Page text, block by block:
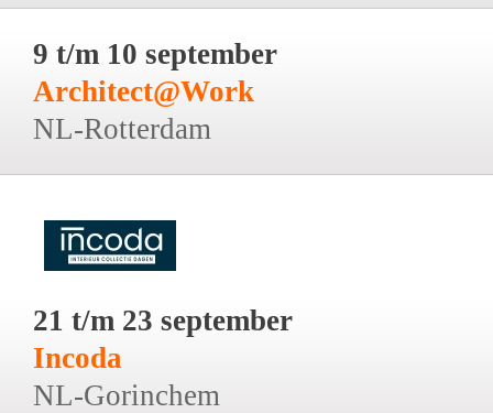
9 t/m 10 september
Architect@Work
NL-Rotterdam
21 t/m 23 september
Incoda
NL-Gorinchem